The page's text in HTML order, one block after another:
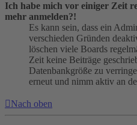
Ich habe mich vor einiger Zeit
mehr anmelden?!
Es kann sein, dass ein
verschieden Gründen
löschen viele Boards
Zeit keine Beiträge
Datenbankgröße zu
erneut und nimm aktiv an
Nach oben